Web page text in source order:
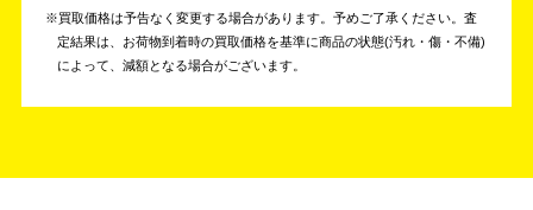
買取価格は予告なく変更する場合があります。予めご了承ください。 査
定結果は、お荷物到着時の買取価格を基準に商品の状態(汚れ・傷・不備)
によって、減額となる場合がございます。